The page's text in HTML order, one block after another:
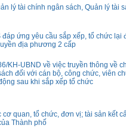
lý tài chính ngân sách, Quản lý tài
ứng yêu cầu sắp xếp, tổ chức lại
địa phương 2 cấp
KH-UBND về việc truyền thông về
đối với cán bộ, công chức, viên
sau khi sắp xếp tổ chức
quan, tổ chức, đơn vị; tài sản kết
Thành phố